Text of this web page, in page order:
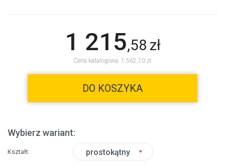
1 215,58 zł
Cena katalogowa: 1 562,10 zł
DO KOSZYKA
Wybierz wariant:
Kształt prostokątny